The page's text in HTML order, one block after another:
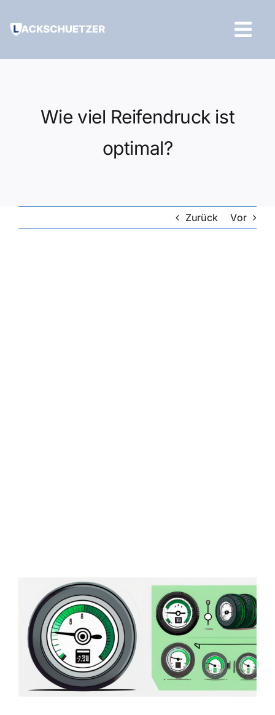
Inhalt
Wie viel Reifendruck ist
optimal?
Zurück Vor
grösseres
Bild